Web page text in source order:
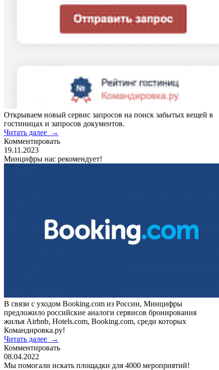
Открываем новый сервис запросов на поиск забытых вещей в
гостиницах и запросов документов.
Читать далее →
Комментировать
19.11.2023
Минцифры нас рекомендует!
В связи с уходом Booking.com из России, Минцифры
предложило российские аналоги сервисов бронирования
жилья Airbnb, Hotels.com, Booking.com, среди которых
Командировка.ру!
Читать далее →
Комментировать
08.04.2022
Мы помогали искать площадки для 4000 мероприятий!